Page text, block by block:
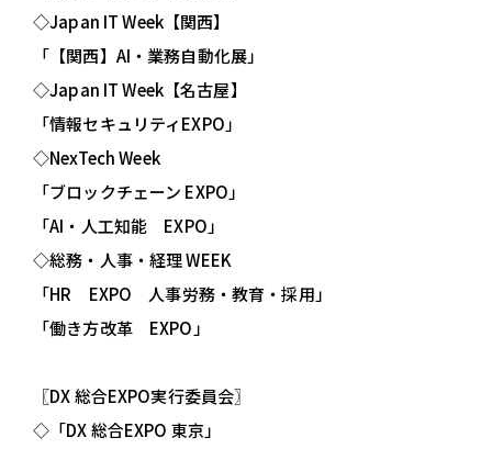
◇Japan IT Week【関西】
「【関西】AI・業務自動化展」
◇Japan IT Week【名古屋】
「情報セキュリティEXPO」
◇NexTech Week
「ブロックチェーン EXPO」
「AI・人工知能 EXPO」
◇総務・人事・経理 WEEK
「HR EXPO 人事労務・教育・採用」
「働き方改革 EXPO」
〖DX 総合EXPO実行委員会〗
◇「DX 総合EXPO 東京」